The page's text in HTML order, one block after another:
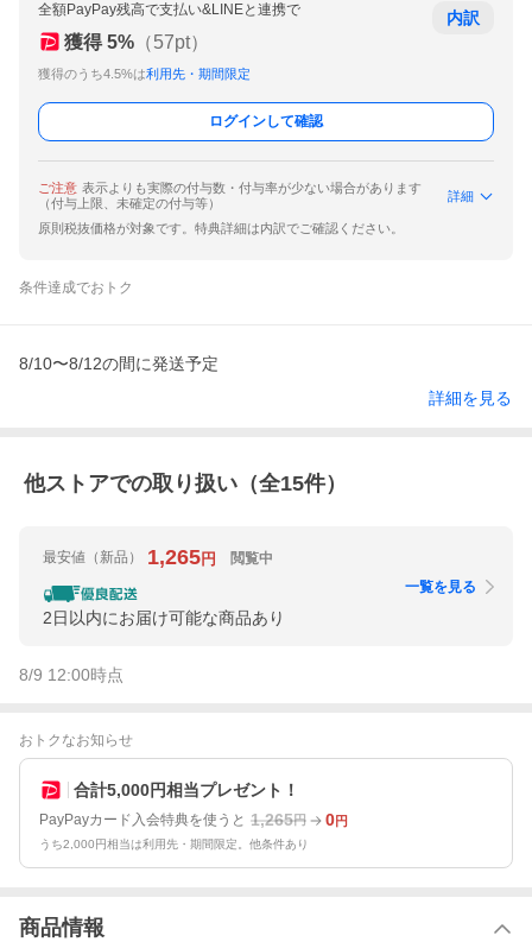
全額PayPay残高で支払い&LINEと連携で
獲得 5% （57pt）
獲得のうち4.5%は利用先・期間限定
内訳
ログインして確認
ご注意 表示よりも実際の付与数・付与率が少ない場合があります
（付与上限、未確定の付与等）
詳細
原則税抜価格が対象です。特典詳細は内訳でご確認ください。
条件達成でおトク
8/10〜8/12の間に発送予定
詳細を見る
他ストアでの取り扱い（全15件）
最安値 （新品） 1,265円 閲覧中
2日以内にお届け可能な商品あり
一覧を見る
8/9 12:00時点
おトクなお知らせ
合計5,000円相当プレゼント！
PayPayカード入会特典を使うと 1,265円 0円
うち2,000円相当は利用先・期間限定。他条件あり
商品情報